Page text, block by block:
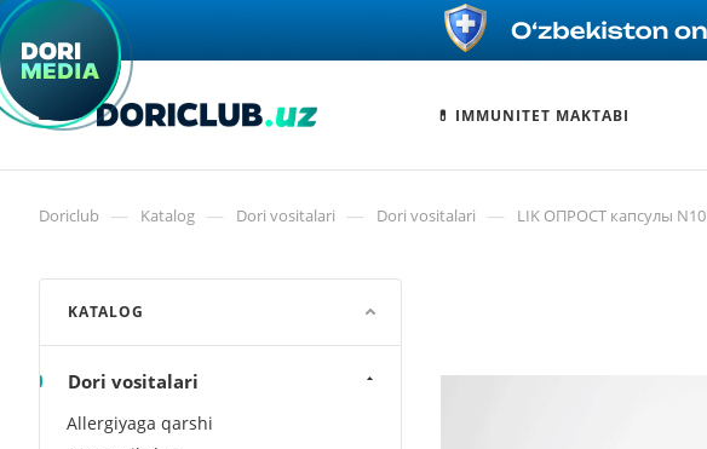
💊 IMMUNITET MAKTABI
Doriclub — Katalog — Dori vositalari — Dori vositalari — LIK OПРОСТ капсулы N10
KATALOG
Dori vositalari
Allergiyaga qarshi